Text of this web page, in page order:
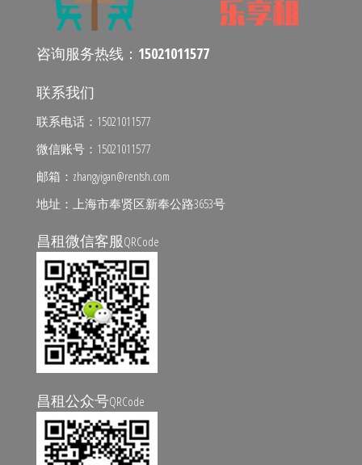
咨询服务热线： 15021011577
联系我们
联系电话：15021011577
微信账号：15021011577
邮箱：zhangyigan@rentsh.com
地址：上海市奉贤区新奉公路3653号
昌租微信客服QRCode
昌租公众号QRCode